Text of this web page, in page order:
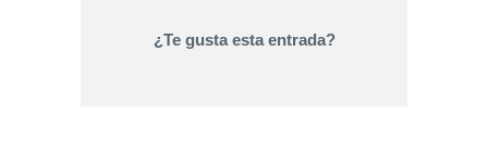
¿Te gusta esta entrada?